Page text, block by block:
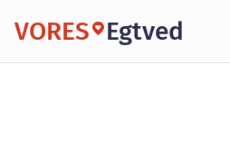
VORES Egtved